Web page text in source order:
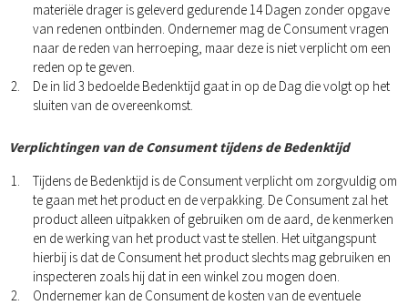
materiële drager is geleverd gedurende 14 Dagen zonder opgave
van redenen ontbinden. Ondernemer mag de Consument vragen
naar de reden van herroeping, maar deze is niet verplicht om een
reden op te geven.
De in lid 3 bedoelde Bedenktijd gaat in op de Dag die volgt op het
sluiten van de overeenkomst.
Verplichtingen van de Consument tijdens de Bedenktijd
Tijdens de Bedenktijd is de Consument verplicht om zorgvuldig om
te gaan met het product en de verpakking. De Consument zal het
product alleen uitpakken of gebruiken om de aard, de kenmerken
en de werking van het product vast te stellen. Het uitgangspunt
hierbij is dat de Consument het product slechts mag gebruiken en
inspecteren zoals hij dat in een winkel zou mogen doen.
Ondernemer kan de Consument de kosten van de eventuele